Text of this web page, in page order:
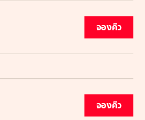
จองคิว
จองคิว